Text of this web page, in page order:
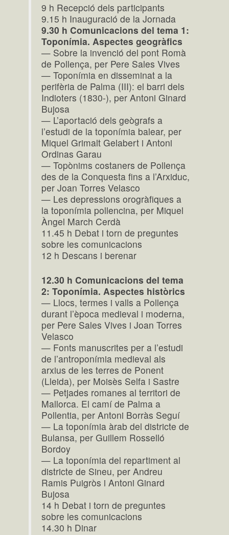
9 h Recepció dels participants
9.15 h Inauguració de la Jornada
9.30 h Comunicacions del tema 1:
Toponímia. Aspectes geogràfics
— Sobre la invenció del pont Romà
de Pollença, per Pere Sales Vives
— Toponímia en disseminat a la
perifèria de Palma (III): el barri dels
Indioters (1830-), per Antoni Ginard
Bujosa
— L’aportació dels geògrafs a
l’estudi de la toponímia balear, per
Miquel Grimalt Gelabert i Antoni
Ordinas Garau
— Topònims costaners de Pollença
des de la Conquesta fins a l’Arxiduc,
per Joan Torres Velasco
— Les depressions orogràfiques a
la toponímia pollencina, per Miquel
Àngel March Cerdà
11.45 h Debat i torn de preguntes
sobre les comunicacions
12 h Descans i berenar
12.30 h Comunicacions del tema
2: Toponímia. Aspectes històrics
— Llocs, termes i valls a Pollença
durant l’època medieval i moderna,
per Pere Sales Vives i Joan Torres
Velasco
— Fonts manuscrites per a l’estudi
de l’antroponímia medieval als
arxius de les terres de Ponent
(Lleida), per Moisès Selfa i Sastre
— Petjades romanes al territori de
Mallorca. El camí de Palma a
Pollentia, per Antoni Borràs Seguí
— La toponímia àrab del districte de
Bulansa, per Guillem Rosselló
Bordoy
— La toponímia del repartiment al
districte de Sineu, per Andreu
Ramis Puigròs i Antoni Ginard
Bujosa
14 h Debat i torn de preguntes
sobre les comunicacions
14.30 h Dinar